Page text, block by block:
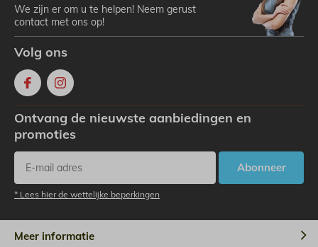
We zijn er om u te helpen! Neem gerust
contact met ons op!
Volg ons
Ontvang de nieuwste aanbiedingen en
promoties
Abonneer
* Lees hier de wettelijke beperkingen
Meer informatie